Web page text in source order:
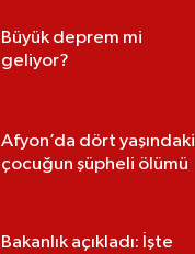
Büyük deprem mi
geliyor?
Afyon’da dört yaşındaki
çocuğun şüpheli ölümü
Bakanlık açıkladı: İşte